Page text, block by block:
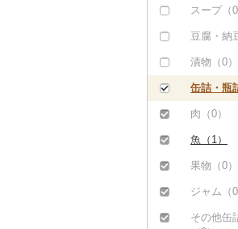
スープ（0
豆腐・納
漬物（0）
缶詰・瓶
肉（0）
魚（1）
果物（0）
ジャム（0
その他缶